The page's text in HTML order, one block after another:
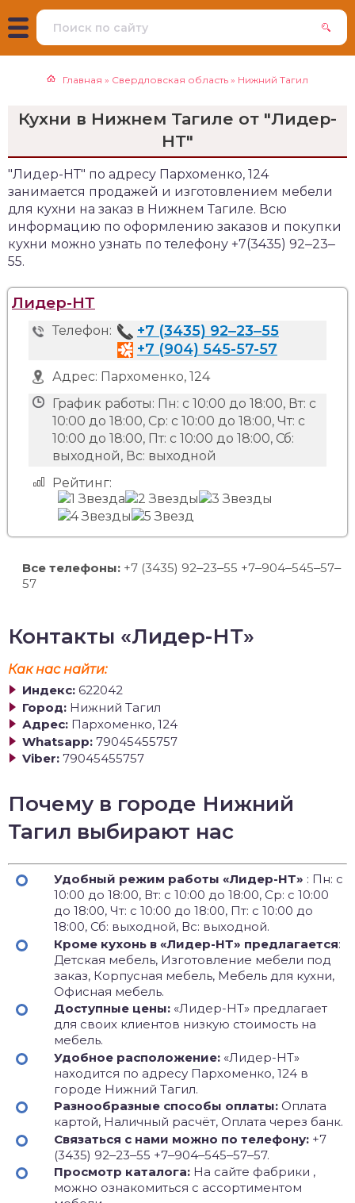
Главная » Свердловская область » Нижний Тагил
Кухни в Нижнем Тагиле от "Лидер-
НТ"
"Лидер-НТ" по адресу Пархоменко, 124
занимается продажей и изготовлением мебели
для кухни на заказ в Нижнем Тагиле. Всю
информацию по оформлению заказов и покупки
кухни можно узнать по телефону +7(3435) 92‒23‒
55.
Лидер-НТ
Телефон:
+7 (3435) 92‒23‒55
+7 (904) 545-57-57
Адрес: Пархоменко, 124
График работы: Пн: с 10:00 до 18:00, Вт: с
10:00 до 18:00, Ср: с 10:00 до 18:00, Чт: с
10:00 до 18:00, Пт: с 10:00 до 18:00, Сб:
выходной, Вс: выходной
Рейтинг:
Все телефоны: +7 (3435) 92‒23‒55 +7‒904‒545‒57‒
57
Контакты «Лидер-НТ»
Как нас найти:
Индекс: 622042
Город: Нижний Тагил
Адрес: Пархоменко, 124
Whatsapp: 79045455757
Viber: 79045455757
Почему в городе Нижний
Тагил выбирают нас
Удобный режим работы «Лидер-НТ» : Пн: с
10:00 до 18:00, Вт: с 10:00 до 18:00, Ср: с 10:00
до 18:00, Чт: с 10:00 до 18:00, Пт: с 10:00 до
18:00, Сб: выходной, Вс: выходной.
Кроме кухонь в «Лидер-НТ» предлагается:
Детская мебель, Изготовление мебели под
заказ, Корпусная мебель, Мебель для кухни,
Офисная мебель.
Доступные цены: «Лидер-НТ» предлагает
для своих клиентов низкую стоимость на
мебель.
Удобное расположение: «Лидер-НТ»
находится по адресу Пархоменко, 124 в
городе Нижний Тагил.
Разнообразные способы оплаты: Оплата
картой, Наличный расчёт, Оплата через банк.
Связаться с нами можно по телефону: +7
(3435) 92‒23‒55 +7‒904‒545‒57‒57.
Просмотр каталога: На сайте фабрики ,
можно ознакомиться с ассортиментом